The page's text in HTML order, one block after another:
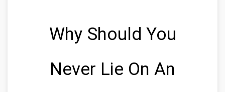
Why Should You
Never Lie On An